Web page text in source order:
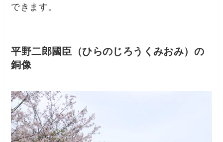
できます。
平野二郎國臣（ひらのじろうくみおみ）の
銅像